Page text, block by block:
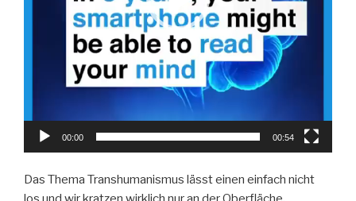
00:00 00:54
Das Thema Transhumanismus lässt einen einfach nicht